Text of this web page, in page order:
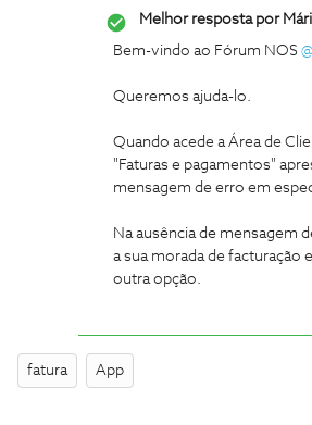
Melhor resposta por
Bem-vindo ao Fórum NOS
Queremos ajuda-lo.
Quando acede a Área de
"Faturas e pagamentos"
mensagem de erro em
Na ausência de mensagem
a sua morada de facturação
outra opção.
fatura App